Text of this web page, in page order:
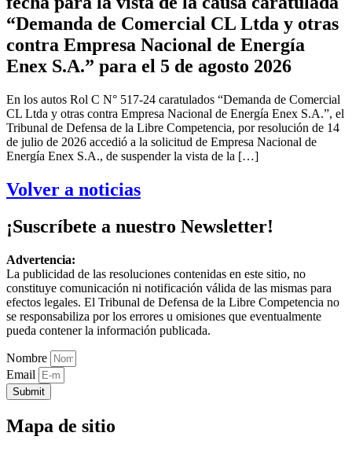
“Demanda de Comercial CL Ltda y otras
contra Empresa Nacional de Energía
Enex S.A.” para el 5 de agosto 2026
En los autos Rol C N° 517-24 caratulados “Demanda de Comercial
CL Ltda y otras contra Empresa Nacional de Energía Enex S.A.”, el
Tribunal de Defensa de la Libre Competencia, por resolución de 14
de julio de 2026 accedió a la solicitud de Empresa Nacional de
Energía Enex S.A., de suspender la vista de la […]
Volver a noticias
¡Suscríbete a nuestro Newsletter!
Advertencia:
La publicidad de las resoluciones contenidas en este sitio, no
constituye comunicación ni notificación válida de las mismas para
efectos legales. El Tribunal de Defensa de la Libre Competencia no
se responsabiliza por los errores u omisiones que eventualmente
pueda contener la información publicada.
Nombre
Email
Submit
Mapa de sitio